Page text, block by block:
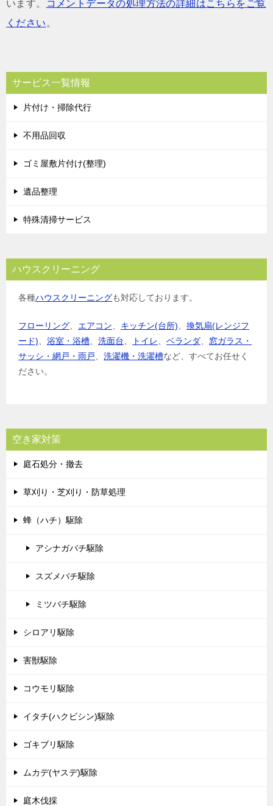
います。
コメントデータの処理方法の詳細はこちらをご覧
ください 。
サービス一覧情報
片付け・掃除代行
不用品回収
ゴミ屋敷片付け(整理)
遺品整理
特殊清掃サービス
ハウスクリーニング
各種ハウスクリーニングも対応しております。
フローリング エアコン キッチン(台所)
換気扇(レンジフ
ード)
浴室・浴槽 洗面台 トイレ ベランダ
窓ガラス・
サッシ・網戸・雨戸
洗濯機・洗濯槽など、すべてお任せく
ださい。
空き家対策
庭石処分・撤去
草刈り・芝刈り・防草処理
蜂（ハチ）駆除
アシナガバチ駆除
スズメバチ駆除
ミツバチ駆除
シロアリ駆除
害獣駆除
コウモリ駆除
イタチ(ハクビシン)駆除
ゴキブリ駆除
ムカデ(ヤスデ)駆除
庭木伐採